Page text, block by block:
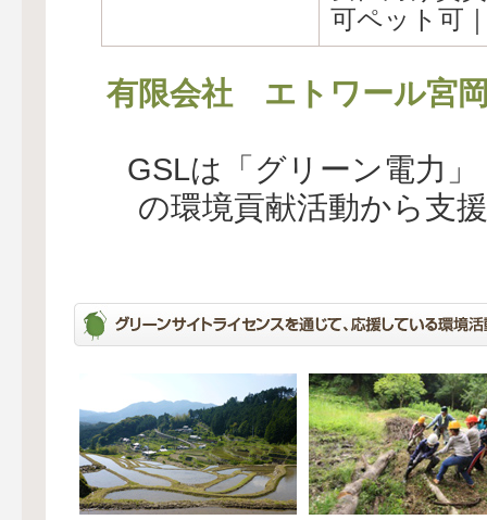
可ペット可
有限会社 エトワール宮
GSLは「グリーン電力
の環境貢献活動から支